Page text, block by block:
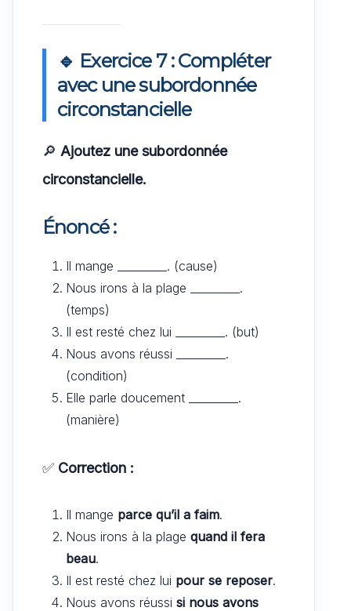
🔹 Exercice 7 : Compléter
avec une subordonnée
circonstancielle
🔎 Ajoutez une subordonnée
circonstancielle.
Énoncé :
Il mange _________. (cause)
Nous irons à la plage _________.
(temps)
Il est resté chez lui _________. (but)
Nous avons réussi _________.
(condition)
Elle parle doucement _________.
(manière)
✅ Correction :
Il mange parce qu’il a faim.
Nous irons à la plage quand il fera
beau.
Il est resté chez lui pour se reposer.
Nous avons réussi si nous avons